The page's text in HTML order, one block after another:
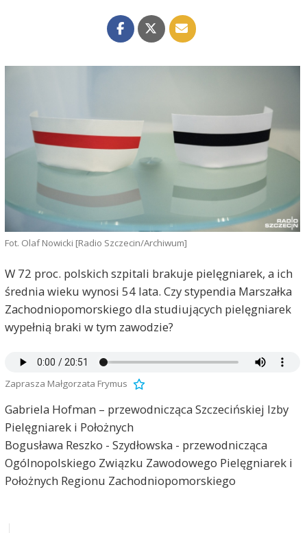
Fot. Olaf Nowicki [Radio Szczecin/Archiwum]
W 72 proc. polskich szpitali brakuje pielęgniarek, a ich
średnia wieku wynosi 54 lata. Czy stypendia Marszałka
Zachodniopomorskiego dla studiujących pielęgniarek
wypełnią braki w tym zawodzie?
Zaprasza Małgorzata Frymus
Gabriela Hofman – przewodnicząca Szczecińskiej Izby
Pielęgniarek i Położnych
Bogusława Reszko - Szydłowska - przewodnicząca
Ogólnopolskiego Związku Zawodowego Pielęgniarek i
Położnych Regionu Zachodniopomorskiego